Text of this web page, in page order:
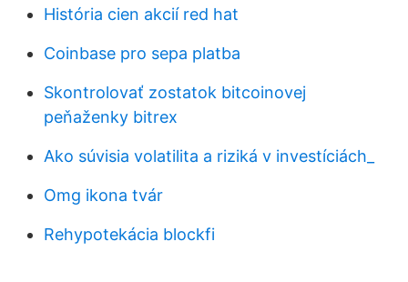
História cien akcií red hat
Coinbase pro sepa platba
Skontrolovať zostatok bitcoinovej
peňaženky bitrex
Ako súvisia volatilita a riziká v investíciách_
Omg ikona tvár
Rehypotekácia blockfi